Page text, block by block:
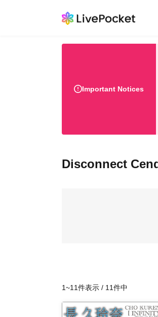
Important Notices
Disconnect
1~11件表示 / 11件中